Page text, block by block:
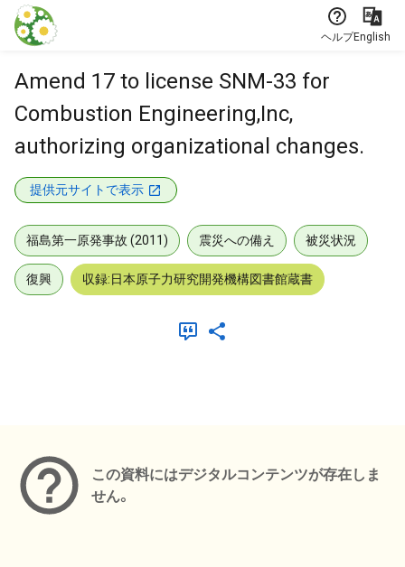
本文に飛ぶ
ヘルプEnglish
Amend 17 to license SNM-33 for
Combustion Engineering,Inc,
authorizing organizational changes.
提供元サイトで表示
福島第一原発事故 (2011) 震災への備え 被災状況
復興 収録:日本原子力研究開発機構図書館蔵書
この資料にはデジタルコンテンツが存在しま
せん。